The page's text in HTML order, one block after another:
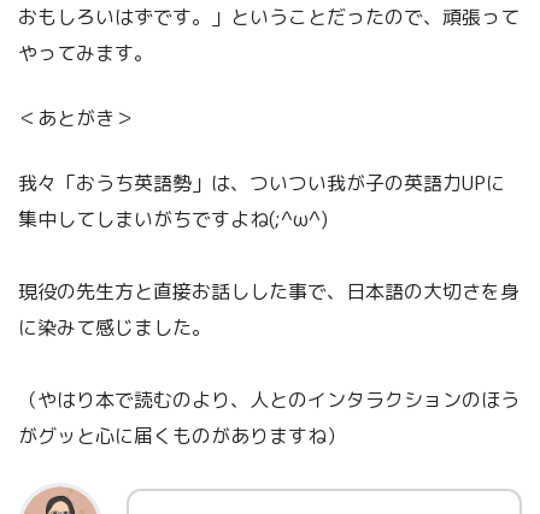
おもしろいはずです。」ということだったので、頑張って
やってみます。
＜あとがき＞
我々「おうち英語勢」は、ついつい我が子の英語力UPに
集中してしまいがちですよね(;^ω^)
現役の先生方と直接お話しした事で、日本語の大切さを身
に染みて感じました。
（やはり本で読むのより、人とのインタラクションのほう
がグッと心に届くものがありますね）